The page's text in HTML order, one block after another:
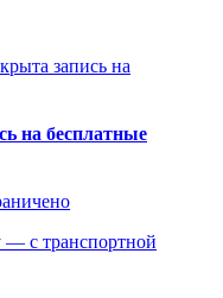
на бесплатные